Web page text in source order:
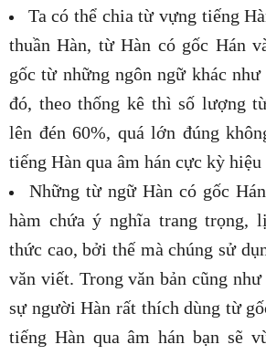
Ta có thể chia từ vựng tiếng
thuần Hàn, từ Hàn có gốc Hán
gốc từ những ngôn ngữ khác
đó, theo thống kê thì số lượng
lên đén 60%, quá lớn đúng
tiếng Hàn qua âm hán cực kỳ hiệu
Những từ ngữ Hàn có gốc
hàm chứa ý nghĩa trang trọng,
thức cao, bởi thế mà chúng sử
văn viết. Trong văn bản cũng
sự người Hàn rất thích dùng từ
tiếng Hàn qua âm hán bạn sẽ